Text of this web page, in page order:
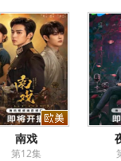
南戏
第12集